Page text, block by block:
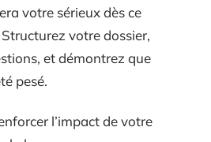
votre sérieux dès ce
votre dossier,
et démontrez que
pesé.
l’impact de votre